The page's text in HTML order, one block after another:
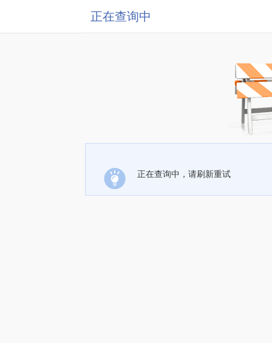
正在查询中
正在查询中，请刷新重试